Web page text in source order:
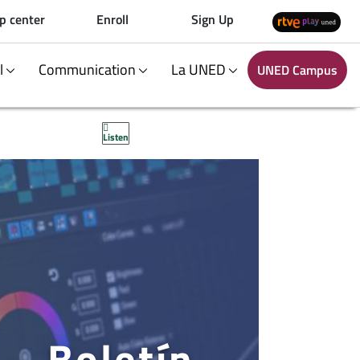
center Enroll Sign Up
Communication La UNED UNED Campus
Listen